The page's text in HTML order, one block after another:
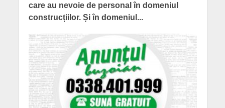
care au nevoie de personal în domeniul
construcțiilor. Și în domeniul...